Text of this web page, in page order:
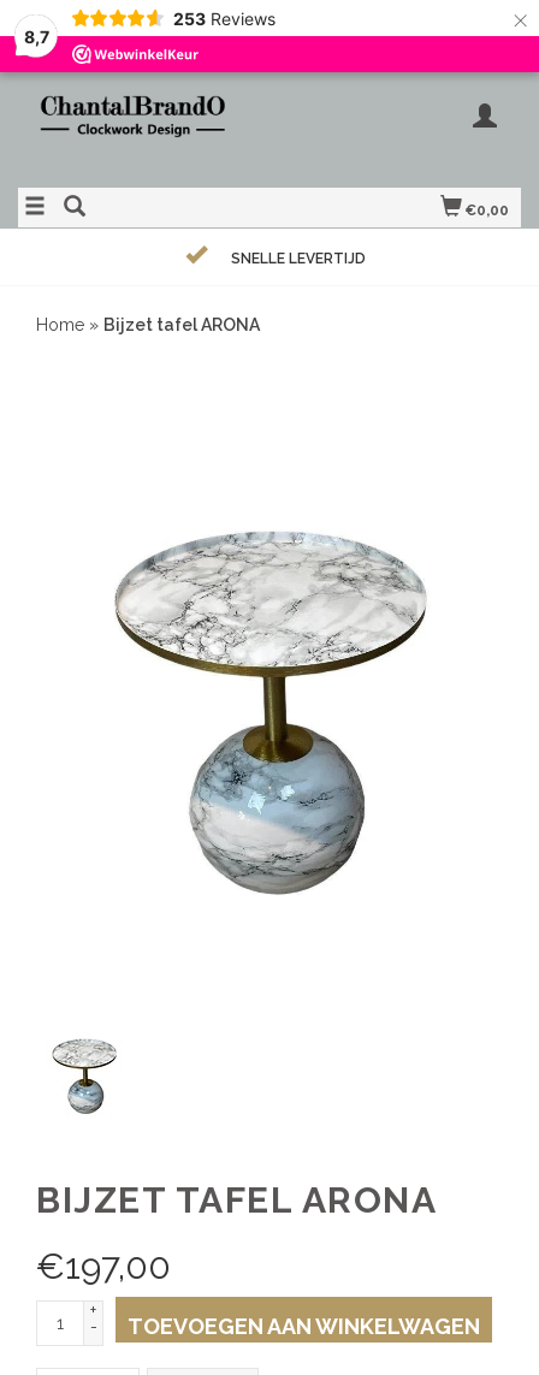
8,7
253 Reviews ×
€0,00
SNELLE LEVERTIJD
Home » Bijzet tafel ARONA
BIJZET TAFEL ARONA
€197,00
+
-
TOEVOEGEN AAN WINKELWAGEN